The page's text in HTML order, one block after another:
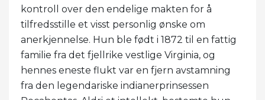
kontroll over den endelige makten for å
tilfredsstille et visst personlig ønske om
anerkjennelse. Hun ble født i 1872 til en fattig
familie fra det fjellrike vestlige Virginia, og
hennes eneste flukt var en fjern avstamning
fra den legendariske indianerprinsessen